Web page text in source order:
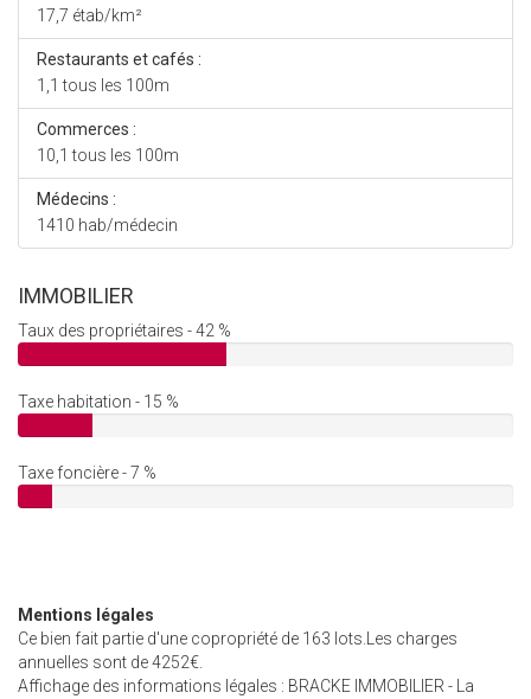
17,7 étab/km²
Restaurants et cafés :
1,1 tous les 100m
Commerces :
10,1 tous les 100m
Médecins :
1410 hab/médecin
IMMOBILIER
Taux des propriétaires - 42 %
Taxe habitation - 15 %
Taxe foncière - 7 %
Mentions légales
Ce bien fait partie d'une copropriété de 163 lots.Les charges
annuelles sont de 4252€.
Affichage des informations légales : BRACKE IMMOBILIER - La